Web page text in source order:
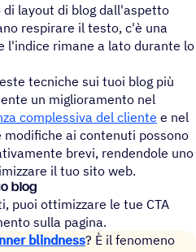
layout di blog dall'aspetto
respirare il testo, c'è una
l'indice rimane a lato durante lo
tecniche sui tuoi blog più
un miglioramento nel
complessiva del cliente e nel
ai contenuti possono
brevi, rendendole uno
il tuo sito web.
blog
puoi ottimizzare le tue CTA
sulla pagina.
blindness? È il fenomeno